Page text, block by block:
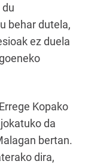
behar dutela,
ez duela
Kopako
da
bertan.
dira,